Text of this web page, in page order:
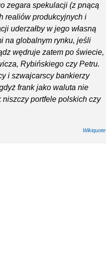
zegara spekulacji (z pnącą
realiów produkcyjnych i
uderzałby w jego własną
na globalnym rynku, jeśli
wędruje zatem po świecie,
Rybińskiego czy Petru.
i szwajcarscy bankierzy
frank jako waluta nie
portfele polskich czy
Wikiquote